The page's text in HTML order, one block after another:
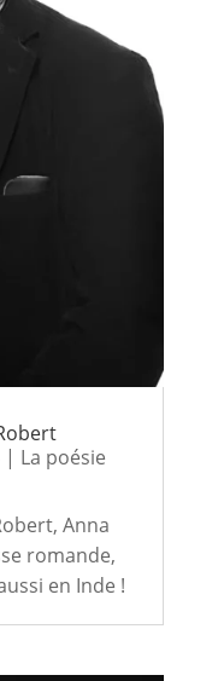
| La poésie
Anna
romande,
en Inde !